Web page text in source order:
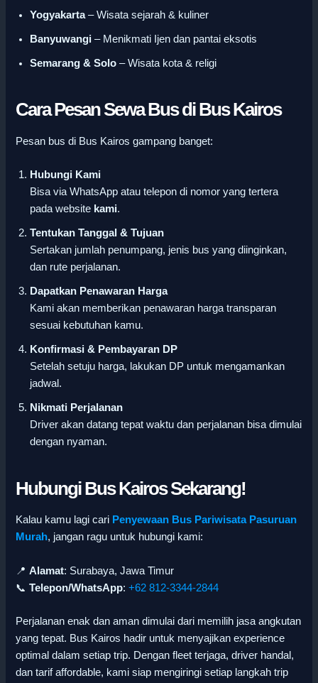
Yogyakarta– Wisata sejarah & kuliner
Banyuwangi – Menikmati Ijen dan pantai eksotis
Semarang & Solo – Wisata kota & religi
Cara Pesan Sewa Bus di Bus Kairos
Pesan bus di Bus Kairos gampang banget:
Hubungi Kami
Bisa via WhatsApp atau telepon di nomor yang tertera
pada website kami.
Tentukan Tanggal & Tujuan
Sertakan jumlah penumpang, jenis bus yang diinginkan,
dan rute perjalanan.
Dapatkan Penawaran Harga
Kami akan memberikan penawaran harga transparan
sesuai kebutuhan kamu.
Konfirmasi & Pembayaran DP
Setelah setuju harga, lakukan DP untuk mengamankan
jadwal.
Nikmati Perjalanan
Driver akan datang tepat waktu dan perjalanan bisa dimulai
dengan nyaman.
Hubungi Bus Kairos Sekarang!
Kalau kamu lagi cari Penyewaan Bus Pariwisata Pasuruan
Murah, jangan ragu untuk hubungi kami:
📍Alamat: Surabaya, Jawa Timur
📞Telepon/WhatsApp:+62 812-3344-2844
Perjalanan enak dan aman dimulai dari memilih jasa angkutan
yang tepat. Bus Kairos hadir untuk menyajikan experience
optimal dalam setiap trip. Dengan fleet terjaga, driver handal,
dan tarif affordable, kami siap mengiringi setiap langkah trip